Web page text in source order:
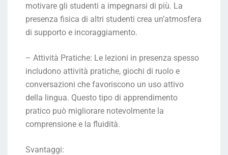
motivare gli studenti a impegnarsi di più. La
presenza fisica di altri studenti crea un’atmosfera
di supporto e incoraggiamento.
– Attività Pratiche: Le lezioni in presenza spesso
includono attività pratiche, giochi di ruolo e
conversazioni che favoriscono un uso attivo
della lingua. Questo tipo di apprendimento
pratico può migliorare notevolmente la
comprensione e la fluidità.
Svantaggi: